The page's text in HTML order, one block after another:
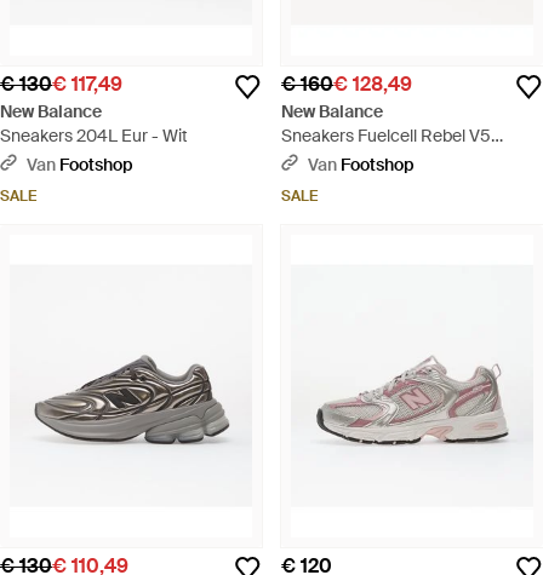
€ 130€ 117,49
New Balance
Sneakers 204L Eur - Wit
Van Footshop
SALE
€ 160€ 128,49
New Balance
Sneakers Fuelcell Rebel V5
Tangerine Heat/ Metallic Eur -
Van Footshop
SALE
€ 130€ 110,49 € 120